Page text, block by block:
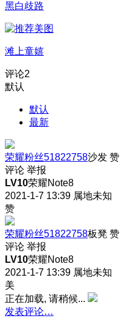
黑白歧路
滩上童嬉
评论2
默认
默认
最新
荣耀粉丝51822758沙发 赞
评论 举报
LV10荣耀Note8
2021-1-7 13:39 属地未知
赞
荣耀粉丝51822758板凳 赞
评论 举报
LV10荣耀Note8
2021-1-7 13:39 属地未知
美
正在加载, 请稍候...
发表评论…